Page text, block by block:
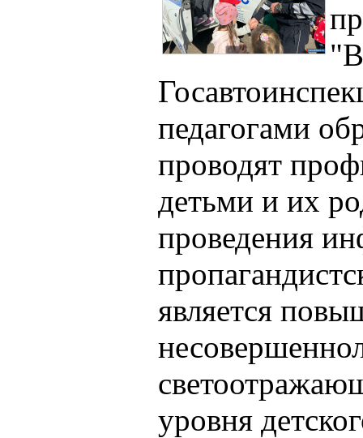
педагогами
проводят
детьми и их
проведения
является
уровня